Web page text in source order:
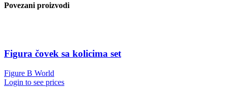
Povezani proizvodi
Figura čovek sa kolicima set
Figure B World
Login to see prices